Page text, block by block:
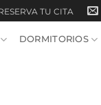
TU CITA
DORMITORIOS